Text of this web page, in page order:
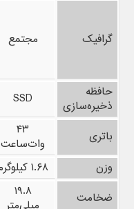
گرافیک مجتمع
حافظه
ذخیره‌سازی
SSD
باتری
۴۳
وات‌ساعت
وزن
۱.۶۸ کیلوگرم
ضخامت
۱۹.۸
میلی‌متر